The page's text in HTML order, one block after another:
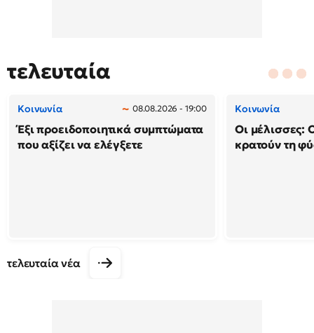
τελευταία
Κοινωνία 08.08.2026 - 19:00
Έξι προειδοποιητικά συμπτώματα
που αξίζει να ελέγξετε
Κοινωνία
Οι μέλισσες:
κρατούν τη
τελευταία νέα